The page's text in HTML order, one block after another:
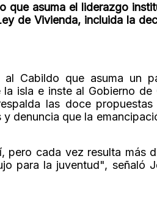
que asuma el liderazgo
de Vivienda, incluida la
Cabildo que asuma un
isla e inste al Gobierno de
las doce
denuncia que la
cada vez resulta más
para la juventud", señaló